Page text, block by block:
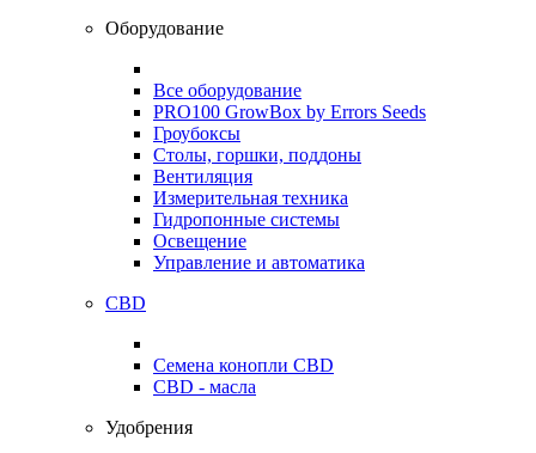
Оборудование
Все оборудование
PRO100 GrowBox by Errors Seeds
Гроубоксы
Столы, горшки, поддоны
Вентиляция
Измерительная техника
Гидропонные системы
Освещение
Управление и автоматика
CBD
Семена конопли CBD
CBD - масла
Удобрения